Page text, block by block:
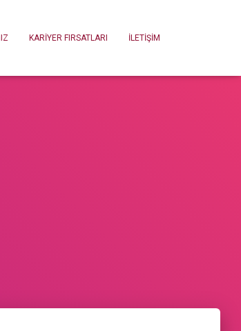
KARIYER FIRSATLARI İLETIŞIM